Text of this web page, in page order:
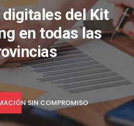
del Kit
en todas las
SIN COMPROMISO